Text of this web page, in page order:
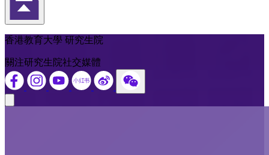
返回頁首
香港教育大學 研究生院
關注研究生院社交媒體
Close modal